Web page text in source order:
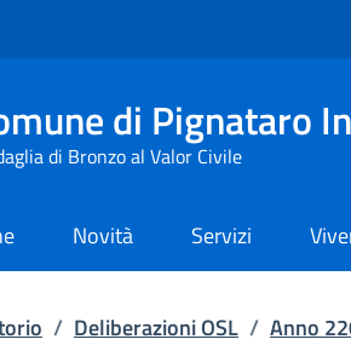
di Pignataro
di Bronzo al Valor Civile
Novità Servizi
/ Deliberazioni OSL / Anno